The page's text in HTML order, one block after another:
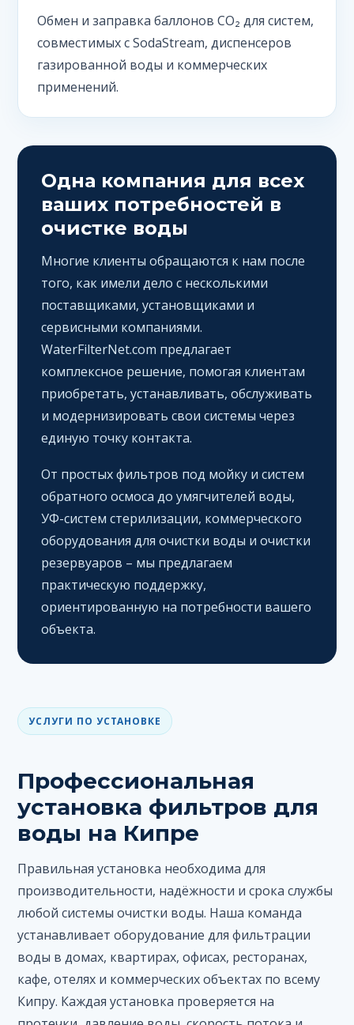
Обмен и заправка баллонов CO₂ для систем,
совместимых с SodaStream, диспенсеров
газированной воды и коммерческих
применений.
Одна компания для всех
ваших потребностей в
очистке воды
Многие клиенты обращаются к нам после
того, как имели дело с несколькими
поставщиками, установщиками и
сервисными компаниями.
WaterFilterNet.com предлагает
комплексное решение, помогая клиентам
приобретать, устанавливать, обслуживать
и модернизировать свои системы через
единую точку контакта.
От простых фильтров под мойку и систем
обратного осмоса до умягчителей воды,
УФ-систем стерилизации, коммерческого
оборудования для очистки воды и очистки
резервуаров – мы предлагаем
практическую поддержку,
ориентированную на потребности вашего
объекта.
УСЛУГИ ПО УСТАНОВКЕ
Профессиональная
установка фильтров для
воды на Кипре
Правильная установка необходима для
производительности, надёжности и срока службы
любой системы очистки воды. Наша команда
устанавливает оборудование для фильтрации
воды в домах, квартирах, офисах, ресторанах,
кафе, отелях и коммерческих объектах по всему
Кипру. Каждая установка проверяется на